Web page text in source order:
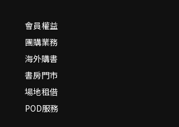
會員權益
團購業務
海外購書
書房門市
場地租借
POD服務